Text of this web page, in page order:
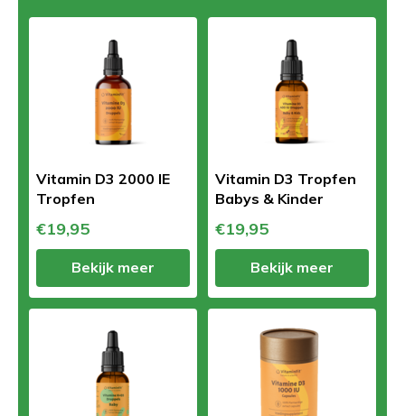
Vitamin D3 2000 IE
Tropfen
€19,95
Bekijk meer
Vitamin D3 Tropfen
Babys & Kinder
€19,95
Bekijk meer